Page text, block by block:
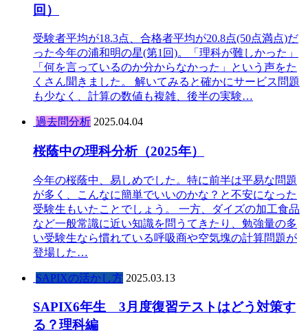
回）
受験者平均が18.3点、合格者平均が20.8点(50点満点)だ
った今年の浦和明の星(第1回)。「理科が難しかった」
「何を言っているのか分からなかった」という声をた
くさん聞きました。 解いてみると確かにサービス問題
も少なく、計算の数値も複雑、後半の実験…
過去問分析 2025.04.04
桜蔭中の理科分析（2025年）
今年の桜蔭中、易しめでした。特に前半は平易な問題
が多く、こんなに簡単でいいのかな？と不安になった
受験生もいたことでしょう。 一方、ダイズの加工食品
など一般常識に近い知識を問うてきたり、勉強量の多
い受験生なら慣れている呼吸商や空気塊の計算問題が
登場した…
SAPIXの活かし方 2025.03.13
SAPIX6年生 3月度復習テストはどう対策す
る？理科編